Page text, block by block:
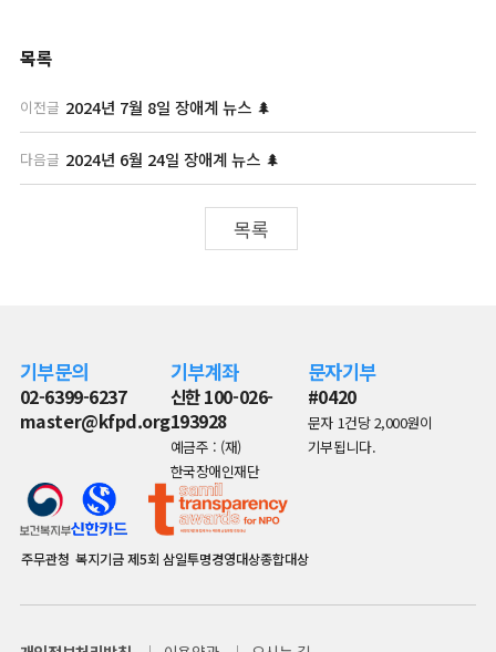
목록
이전글 2024년 7월 8일 장애계 뉴스 🌲
다음글 2024년 6월 24일 장애계 뉴스 🌲
목록
기부문의
02-6399-6237
master@kfpd.org
기부계좌
신한 100-026-
193928
예금주 : (재)
한국장애인재단
문자기부
#0420
문자 1건당 2,000원이
기부됩니다.
주무관청 복지기금제5회 삼일투명경영대상종합대상